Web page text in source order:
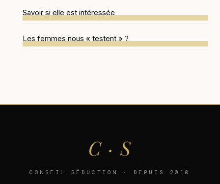
Savoir si elle est intéressée
Les femmes nous « testent » ?
C · S
CONSEIL SÉDUCTION · DEPUIS 2010